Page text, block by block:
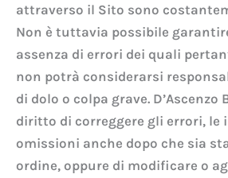
attraverso il Sito sono
Non è tuttavia possibile
assenza di errori dei quali
non potrà considerarsi
di dolo o colpa grave. D’Ascenzo
diritto di correggere gli errori, le
omissioni anche dopo che sia
ordine, oppure di modificare o